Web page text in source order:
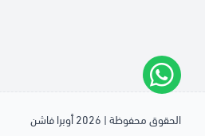
الحقوق محفوظة | 2026 أوبرا فاشن